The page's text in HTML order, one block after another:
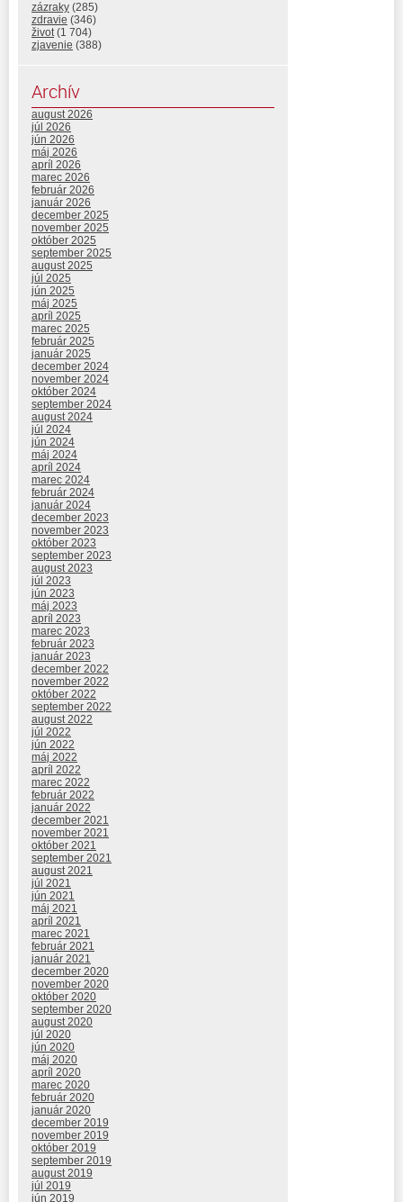
zázraky (285)
zdravie (346)
život(1 704)
zjavenie (388)
Archív
august 2026
júl 2026
jún 2026
máj 2026
apríl 2026
marec 2026
február 2026
január 2026
december 2025
november 2025
október 2025
september 2025
august 2025
júl 2025
jún 2025
máj 2025
apríl 2025
marec 2025
február 2025
január 2025
december 2024
november 2024
október 2024
september 2024
august 2024
júl 2024
jún 2024
máj 2024
apríl 2024
marec 2024
február 2024
január 2024
december 2023
november 2023
október 2023
september 2023
august 2023
júl 2023
jún 2023
máj 2023
apríl 2023
marec 2023
február 2023
január 2023
december 2022
november 2022
október 2022
september 2022
august 2022
júl 2022
jún 2022
máj 2022
apríl 2022
marec 2022
február 2022
január 2022
december 2021
november 2021
október 2021
september 2021
august 2021
júl 2021
jún 2021
máj 2021
apríl 2021
marec 2021
február 2021
január 2021
december 2020
november 2020
október 2020
september 2020
august 2020
júl 2020
jún 2020
máj 2020
apríl 2020
marec 2020
február 2020
január 2020
december 2019
november 2019
október 2019
september 2019
august 2019
júl 2019
jún 2019